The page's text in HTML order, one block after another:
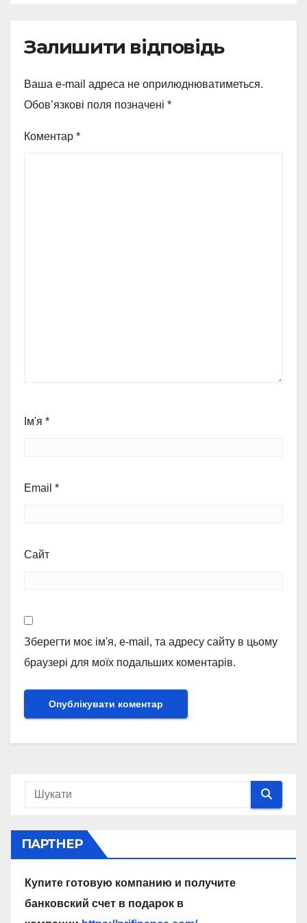
Залишити відповідь
Ваша e-mail адреса не оприлюднюватиметься.
Обов’язкові поля позначені *
Коментар *
Ім'я *
Email *
Сайт
Зберегти моє ім'я, e-mail, та адресу сайту в цьому
браузері для моїх подальших коментарів.
ПАРТНЕР
Купите готовую компанию и получите
банковский счет в подарок в